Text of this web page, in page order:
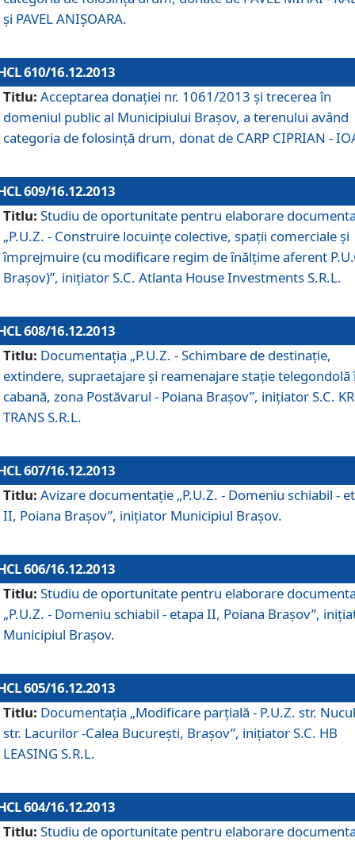
şi PAVEL ANIŞOARA.
610/16.12.2013
Titlu: Acceptarea donaţiei nr. 1061/2013 şi trecerea în
domeniul public al Municipiului Braşov, a terenului având
categoria de folosinţă drum, donat de CARP CIPRIAN -
609/16.12.2013
Titlu: Studiu de oportunitate pentru elaborare
„P.U.Z. - Construire locuinţe colective, spaţii comerciale şi
împrejmuire (cu modificare regim de înălţime aferent
Braşov)”, iniţiator S.C. Atlanta House Investments S.R.L.
608/16.12.2013
Titlu: Documentaţia „P.U.Z. - Schimbare de destinaţie,
extindere, supraetajare şi reamenajare staţie telegondolă
cabană, zona Postăvarul - Poiana Braşov”, iniţiator S.C.
TRANS S.R.L.
607/16.12.2013
Titlu: Avizare documentaţie „P.U.Z. - Domeniu schiabil -
II, Poiana Braşov”, iniţiator Municipiul Braşov.
606/16.12.2013
Titlu: Studiu de oportunitate pentru elaborare
„P.U.Z. - Domeniu schiabil - etapa II, Poiana Braşov”,
Municipiul Braşov.
605/16.12.2013
Titlu: Documentaţia „Modificare parţială - P.U.Z. str.
str. Lacurilor -Calea Bucureşti, Braşov”, iniţiator S.C. HB
LEASING S.R.L.
604/16.12.2013
Titlu: Studiu de oportunitate pentru elaborare